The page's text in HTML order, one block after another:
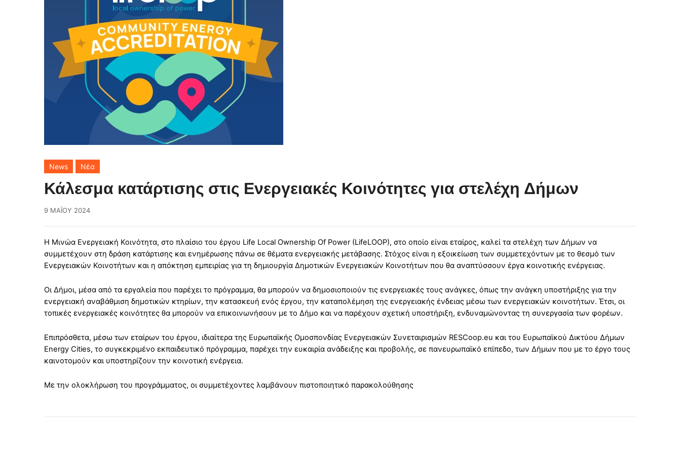
News Νέα
Κάλεσμα κατάρτισης στις Ενεργειακές Κοινότητες για στελέχη Δήμων
9 ΜΑΪ́ΟΥ 2024
Η Μινώα Ενεργειακή Κοινότητα, στο πλαίσιο του έργου Life Local Ownership Of Power (LifeLOOP), στο οποίο είναι εταίρος, καλεί τα στελέχη των Δήμων να
συμμετέχουν στη δράση κατάρτισης και ενημέρωσης πάνω σε θέματα ενεργειακής μετάβασης. Στόχος είναι η εξοικείωση των συμμετεχόντων με το θεσμό των
Ενεργειακών Κοινοτήτων και η απόκτηση εμπειρίας για τη δημιουργία Δημοτικών Ενεργειακών Κοινοτήτων που θα αναπτύσσουν έργα κοινοτικής ενέργειας.
Οι Δήμοι, μέσα από τα εργαλεία που παρέχει το πρόγραμμα, θα μπορούν να δημοσιοποιούν τις ενεργειακές τους ανάγκες, όπως την ανάγκη υποστήριξης για την
ενεργειακή αναβάθμιση δημοτικών κτηρίων, την κατασκευή ενός έργου, την καταπολέμηση της ενεργειακής ένδειας μέσω των ενεργειακών κοινοτήτων. Έτσι, οι
τοπικές ενεργειακές κοινότητες θα μπορούν να επικοινωνήσουν με το Δήμο και να παρέχουν σχετική υποστήριξη, ενδυναμώνοντας τη συνεργασία των φορέων.
Επιπρόσθετα, μέσω των εταίρων του έργου, ιδιαίτερα της Ευρωπαϊκής Ομοσπονδίας Ενεργειακών Συνεταιρισμών RESCoop.eu και του Ευρωπαϊκού Δικτύου Δήμων
Energy Cities, το συγκεκριμένο εκπαιδευτικό πρόγραμμα, παρέχει την ευκαιρία ανάδειξης και προβολής, σε πανευρωπαϊκό επίπεδο, των Δήμων που με το έργο τους
καινοτομούν και υποστηρίζουν την κοινοτική ενέργεια.
Με την ολοκλήρωση του προγράμματος, οι συμμετέχοντες λαμβάνουν πιστοποιητικό παρακολούθησης